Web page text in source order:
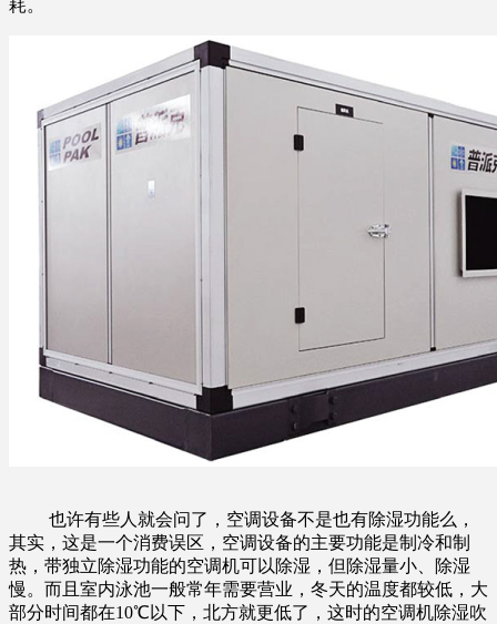
耗。
也许有些人就会问了，空调设备不是也有除湿功能么，
其实，这是一个消费误区，空调设备的主要功能是制冷和制
热，带独立除湿功能的空调机可以除湿，但除湿量小、除湿
慢。而且室内泳池一般常年需要营业，冬天的温度都较低，大
部分时间都在10℃以下，北方就更低了，这时的空调机除湿吹